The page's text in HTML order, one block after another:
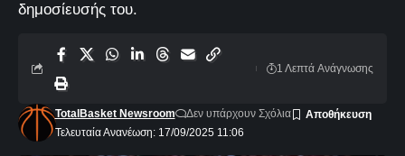
δημοσίευσής του.
Τελευταία Ανανέωση: 17/09/2025 11:06
TotalBasket Newsroom Δεν υπάρχουν Σχόλια
1 Λεπτά Aνάγνωσης